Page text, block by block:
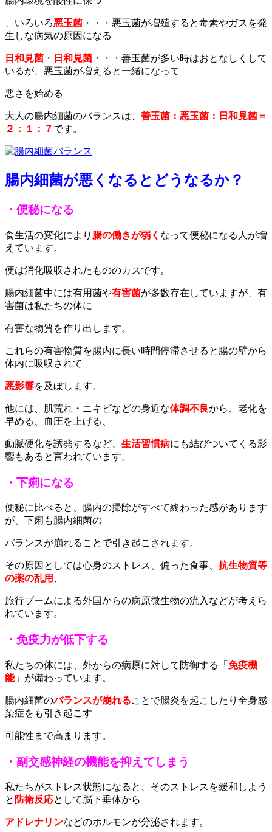
、いろいろ悪玉菌 ・・・悪玉菌が増殖すると毒素やガスを発
生しな病気の原因になる
日和見菌 ・ 日和見菌 ・・・善玉菌が多い時はおとなしくして
いるが、悪玉菌が増えると一緒になって
悪さを始める
大人の腸内細菌のバランスは、 善玉菌：悪玉菌：日和見菌＝
２：１：７ です。
腸内細菌が悪くなるとどうなるか？
・便秘になる
食生活の変化により 腸の働きが弱く なって便秘になる人が増
えています。
便は消化吸収されたもののカスです。
腸内細菌中には有用菌や有害菌が多数存在していますが、有
害菌は私たちの体に
有害な物質を作り出します。
これらの有害物質を腸内に長い時間停滞させると腸の壁から
体内に吸収されて
悪影響を及ぼします。
他には、肌荒れ・ニキビなどの身近な体調不良から、老化を
早める、血圧を上げる、
動脈硬化を誘発するなど、 生活習慣病にも結びついてくる影
響もあると言われています。
・下痢になる
便秘に比べると、腸内の掃除がすべて終わった感があります
が、下痢も腸内細菌の
バランスが崩れることで引き起こされます。
その原因としては心身のストレス、偏った食事、 抗生物質等
の薬の乱用
旅行ブームによる外国からの病原微生物の流入などが考えら
れています。
・免疫力が低下する
私たちの体には、外からの病原に対して防御する「 免疫機
能」が備わっています。
腸内細菌のバランスが崩れることで腸炎を起こしたり全身感
染症をも引き起こす
可能性まで高まります。
・副交感神経の機能を抑えてしまう
私たちがストレス状態になると、そのストレスを緩和しよう
と 防衛反応として脳下垂体から
アドレナリンなどのホルモンが分泌されます。